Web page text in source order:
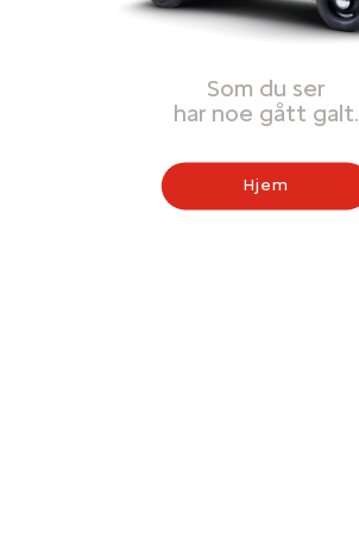
Som du ser
har noe gått galt.
Hjem